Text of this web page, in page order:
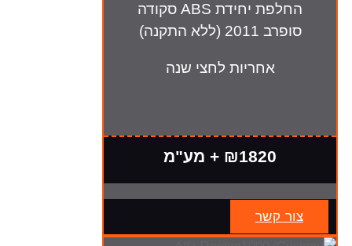
החלפת יחידת ABS סקודה
סופרב 2011 (ללא התקנה)
אחריות לחצי שנה
₪1820 + מע"מ
צור קשר